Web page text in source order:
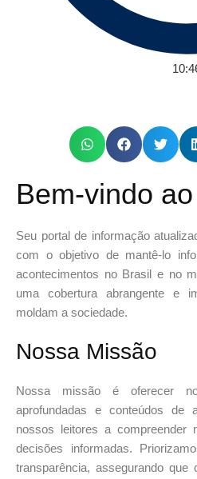
Bem-vindo
Seu portal de informação
com o objetivo de mantê-lo
acontecimentos no Brasil e no
uma cobertura abrangente e
moldam a sociedade.
Nossa Missão
Nossa missão é oferecer
aprofundadas e conteúdos de
nossos leitores a
decisões informadas.
transparência, assegurando que